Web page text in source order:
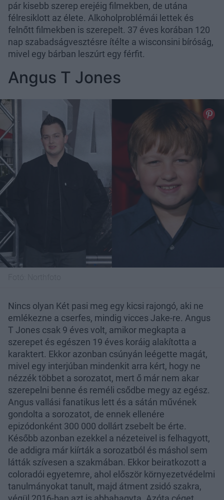
pár kisebb szerep erejéig filmekben, de utána
félresiklott az élete. Alkoholproblémái lettek és
felnőtt filmekben is szerepelt. 37 éves korában 120
nap szabadságvesztésre ítélte a wisconsini bíróság,
mivel egy bárban leszúrt egy férfit.
Angus T Jones
Nincs olyan Két pasi meg egy kicsi rajongó, aki ne
emlékezne a cserfes, mindig vicces Jake-re. Angus
T Jones csak 9 éves volt, amikor megkapta a
szerepet és egészen 19 éves koráig alakította a
karaktert. Ekkor azonban csúnyán leégette magát,
mivel egy interjúban mindenkit arra kért, hogy ne
nézzék többet a sorozatot, mert ő már nem akar
szerepelni benne és reméli csődbe megy az egész.
Angus vallási fanatikus lett és a sátán művének
gondolta a sorozatot, de ennek ellenére
epizódonként 300 000 dollárt zsebelt be érte.
Később azonban ezekkel a nézeteivel is felhagyott,
de addigra már kiírták a sorozatból és máshol sem
látták szívesen a szakmában. Ekkor beiratkozott a
coloradói egyetemre, ahol először környezetvédelmi
tanulmányokat tanult, majd átment zsidó szakra,